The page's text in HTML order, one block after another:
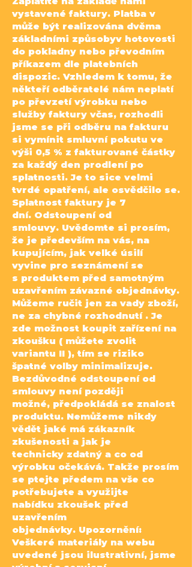
vystavené faktury. Platba v
může být realizována dvěma
základními způsobyv hotovosti
do pokladny nebo převodním
příkazem dle platebních
dispozic. Vzhledem k tomu, že
někteří odběratelé nám neplatí
po převzetí výrobku nebo
služby faktury včas, rozhodli
jsme se při odběru nafakturu
si vymínit smluvní pokutu ve
výši 0,5 % z fakturované částky
za každý den prodlení po
splatnosti.Je to sice velmi
tvrdé opatření, ale osvědčilo se.
Splatnost faktury je 7
dní. Odstoupení od
smlouvy. Uvědomte si prosím,
že je především na vás, na
kupujícím, jak velké úsilí
vyvine pro seznámení se
s produktem před samotným
uzavřením závazné objednávky.
Můžeme ručit jen za vady zboží,
ne za chybné rozhodnutí . Je
zde možnost koupit zařízení na
zkoušku ( můžete zvolit
variantu II ),tím se riziko
špatné volby minimalizuje.
Bezdůvodné odstoupení od
smlouvy není později
možné, předpokládá se znalost
produktu. Nemůžeme nikdy
vědět jaké má zákazník
zkušenosti a jak je
technicky zdatný a co od
výrobku očekává. Takže prosím
se ptejte předem na vše co
potřebujete a využijte
nabídku zkoušek před
uzavřením
objednávky. Upozornění:
Veškeré materiály na webu
uvedené jsou ilustrativní, jsme